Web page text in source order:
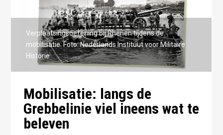
Verplaatsingsoefening bij Rhenen tijdens de
mobilisatie. Foto: Nederlands Instituut voor Militaire
Historie
Mobilisatie: langs de
Grebbelinie viel ineens wat te
beleven